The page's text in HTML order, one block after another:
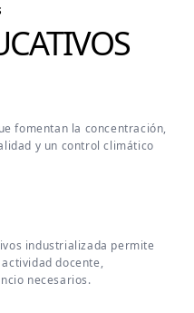
fomentan la concentración,
y un control climático
industrializada permite
docente,
necesarios.